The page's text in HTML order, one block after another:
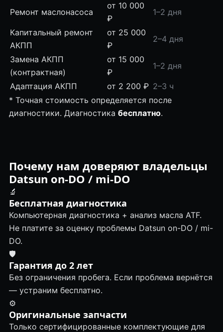
Ремонт маслонасоса
от 10 000
₽
1–2 дня
Капитальный ремонт
АКПП
от 25 000
₽
2–4 дня
Замена АКПП
(контрактная)
от 15 000
₽
1–2 дня
Адаптация АКПП от 2 200 ₽ 2–3 ч
* Точная стоимость определяется после
диагностики. Диагностика бесплатно.
Почему нам доверяют владельцы
Datsun on-DO / mi-DO
🔬
Бесплатная диагностика
Компьютерная диагностика + анализ масла ATF.
Не платите за оценку проблемы Datsun on-DO / mi-
DO.
🛡
Гарантия до 2 лет
Без ограничения пробега. Если проблема вернётся
— устраним бесплатно.
⚙️
Оригинальные запчасти
Только сертифицированные комплектующие для